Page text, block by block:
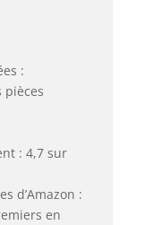
:
: 4,7 sur
d’Amazon :
en